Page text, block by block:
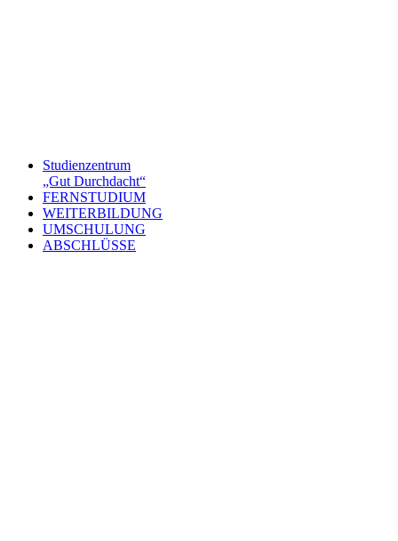
Studienzentrum
„Gut Durchdacht“
FERNSTUDIUM
WEITERBILDUNG
UMSCHULUNG
ABSCHLÜSSE